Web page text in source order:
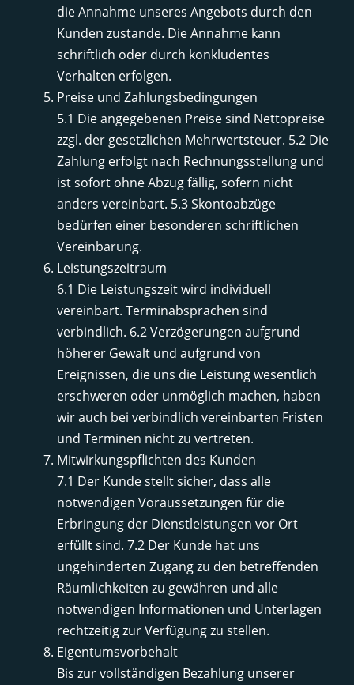
die Annahme unseres Angebots durch den
Kunden zustande. Die Annahme kann
schriftlich oder durch konkludentes
Verhalten erfolgen.
Preise und Zahlungsbedingungen
5.1 Die angegebenen Preise sind Nettopreise
zzgl. der gesetzlichen Mehrwertsteuer. 5.2 Die
Zahlung erfolgt nach Rechnungsstellung und
ist sofort ohne Abzug fällig, sofern nicht
anders vereinbart. 5.3 Skontoabzüge
bedürfen einer besonderen schriftlichen
Vereinbarung.
Leistungszeitraum
6.1 Die Leistungszeit wird individuell
vereinbart. Terminabsprachen sind
verbindlich. 6.2 Verzögerungen aufgrund
höherer Gewalt und aufgrund von
Ereignissen, die uns die Leistung wesentlich
erschweren oder unmöglich machen, haben
wir auch bei verbindlich vereinbarten Fristen
und Terminen nicht zu vertreten.
Mitwirkungspflichten des Kunden
7.1 Der Kunde stellt sicher, dass alle
notwendigen Voraussetzungen für die
Erbringung der Dienstleistungen vor Ort
erfüllt sind. 7.2 Der Kunde hat uns
ungehinderten Zugang zu den betreffenden
Räumlichkeiten zu gewähren und alle
notwendigen Informationen und Unterlagen
rechtzeitig zur Verfügung zu stellen.
Eigentumsvorbehalt
Bis zur vollständigen Bezahlung unserer